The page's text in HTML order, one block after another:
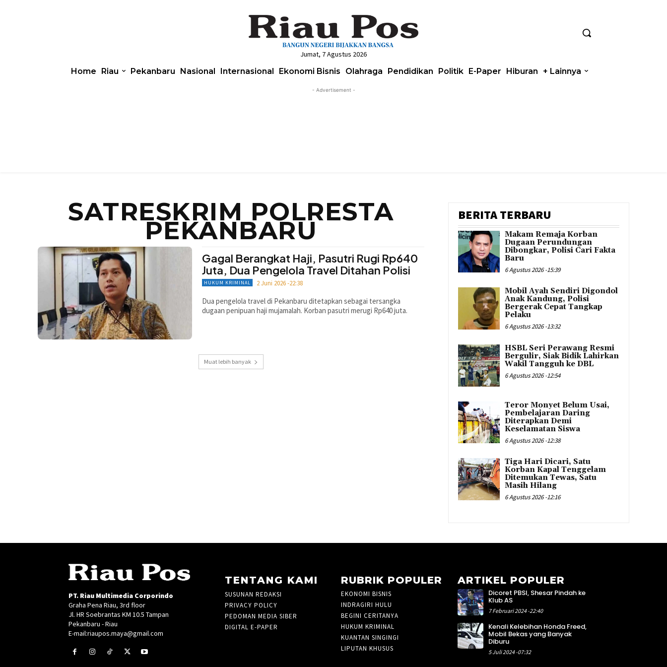
Jumat, 7 Agustus 2026
Home Riau Pekanbaru Nasional Internasional Ekonomi Bisnis Olahraga Pendidikan Politik E-Paper Hiburan + Lainnya
- Advertisement -
SATRESKRIM POLRESTA
PEKANBARU
Gagal Berangkat Haji, Pasutri Rugi Rp640
Juta, Dua Pengelola Travel Ditahan Polisi
HUKUM KRIMINAL 2 Juni 2026 -22:38
Dua pengelola travel di Pekanbaru ditetapkan sebagai tersangka
dugaan penipuan haji mujamalah. Korban pasutri merugi Rp640 juta.
Muat lebih banyak
BERITA TERBARU
Makam Remaja Korban
Dugaan Perundungan
Dibongkar, Polisi Cari Fakta
Baru
6 Agustus 2026 -15:39
Mobil Ayah Sendiri Digondol
Anak Kandung, Polisi
Bergerak Cepat Tangkap
Pelaku
6 Agustus 2026 -13:32
HSBL Seri Perawang Resmi
Bergulir, Siak Bidik Lahirkan
Wakil Tangguh ke DBL
6 Agustus 2026 -12:54
Teror Monyet Belum Usai,
Pembelajaran Daring
Diterapkan Demi
Keselamatan Siswa
6 Agustus 2026 -12:38
Tiga Hari Dicari, Satu
Korban Kapal Tenggelam
Ditemukan Tewas, Satu
Masih Hilang
6 Agustus 2026 -12:16
PT. Riau Multimedia Corporindo
Graha Pena Riau, 3rd floor
Jl. HR Soebrantas KM 10.5 Tampan
Pekanbaru - Riau
E-mail:riaupos.maya@gmail.com
TENTANG KAMI
SUSUNAN REDAKSI
PRIVACY POLICY
PEDOMAN MEDIA SIBER
DIGITAL E-PAPER
RUBRIK POPULER
EKONOMI BISNIS
INDRAGIRI HULU
BEGINI CERITANYA
HUKUM KRIMINAL
KUANTAN SINGINGI
LIPUTAN KHUSUS
ARTIKEL POPULER
Dicoret PBSI, Shesar Pindah ke
Klub AS
7 Februari 2024 -22:40
Kenali Kelebihan Honda Freed,
Mobil Bekas yang Banyak
Diburu
5 Juli 2024 -07:32